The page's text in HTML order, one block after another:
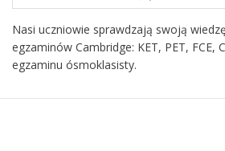
Nasi uczniowie sprawdzają swoją
egzaminów Cambridge: KET, PET, FCE,
egzaminu ósmoklasisty.